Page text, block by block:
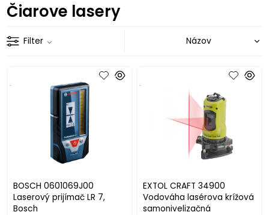
Čiarove lasery
Filter
BOSCH 0601069J00
Laserový prijímač LR 7,
Bosch
.
EXTOL CRAFT 34900
Vodováha lasérova krížová
samonivelizačná
.